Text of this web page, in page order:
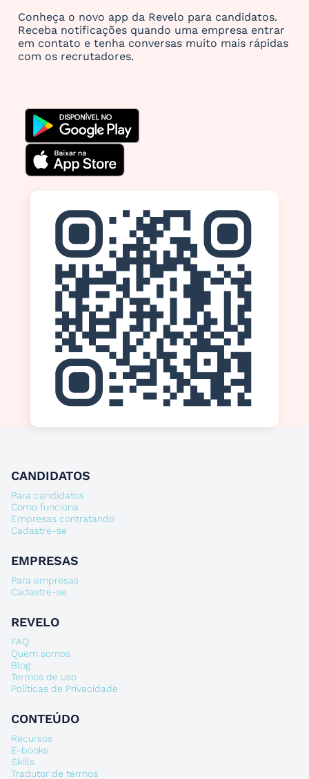
Conheça o novo app da Revelo para candidatos.
Receba notificações quando uma empresa entrar
em contato e tenha conversas muito mais rápidas
com os recrutadores.
CANDIDATOS
Para candidatos
Como funciona
Empresas contratando
Cadastre-se
EMPRESAS
Para empresas
Cadastre-se
REVELO
FAQ
Quem somos
Blog
Termos de uso
Políticas de Privacidade
CONTEÚDO
Recursos
E-books
Skills
Tradutor de termos